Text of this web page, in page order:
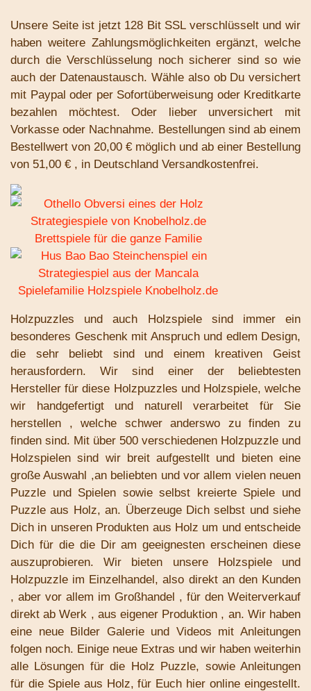
Unsere Seite ist jetzt 128 Bit SSL verschlüsselt und wir
haben weitere Zahlungsmöglichkeiten ergänzt, welche
durch die Verschlüsselung noch sicherer sind so wie
auch der Datenaustausch. Wähle also ob Du versichert
mit Paypal oder per Sofortüberweisung oder Kreditkarte
bezahlen möchtest. Oder lieber unversichert mit
Vorkasse oder Nachnahme. Bestellungen sind ab einem
Bestellwert von 20,00 € möglich und ab einer Bestellung
von 51,00 € , in Deutschland Versandkostenfrei.
Holzpuzzles und auch Holzspiele sind immer ein
besonderes Geschenk mit Anspruch und edlem Design,
die sehr beliebt sindund einem kreativen Geist
herausfordern. Wir sind einer der beliebtesten
Hersteller für diese Holzpuzzles und Holzspiele, welche
wir handgefertigt und naturell verarbeitet für Sie
herstellen , welche schwer anderswo zu finden zu
finden sind. Mit über 500 verschiedenen Holzpuzzle und
Holzspielen sind wir breit aufgestellt und bieten eine
große Auswahl ,an beliebten und vor allem vielen neuen
Puzzle und Spielen sowie selbst kreierte Spiele und
Puzzle aus Holz, an. Überzeuge Dich selbst und siehe
Dich in unseren Produkten aus Holz um und entscheide
Dich für die die Dir am geeignesten erscheinen diese
auszuprobieren. Wir bieten unsere Holzspiele und
Holzpuzzle im Einzelhandel, also direkt an den Kunden
, aber vor allem im Großhandel , für den Weiterverkauf
direkt ab Werk , aus eigener Produktion , an. Wir haben
eine neue Bilder Galerie und Videos mit Anleitungen
folgen noch. Einige neue Extras und wir haben weiterhin
alle Lösungen für die Holz Puzzle, sowie Anleitungen
für die Spiele aus Holz, für Euch hier online eingestellt.